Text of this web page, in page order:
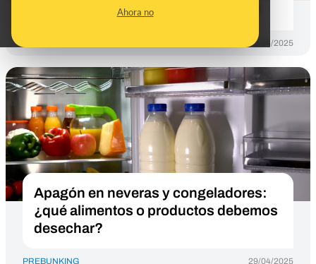
Ahora no
frío en batidos, zumos o refrescos?
30/04/2025
Apagón en neveras y congeladores:
¿qué alimentos o productos debemos
desechar?
PREBUNKING 29/04/2025